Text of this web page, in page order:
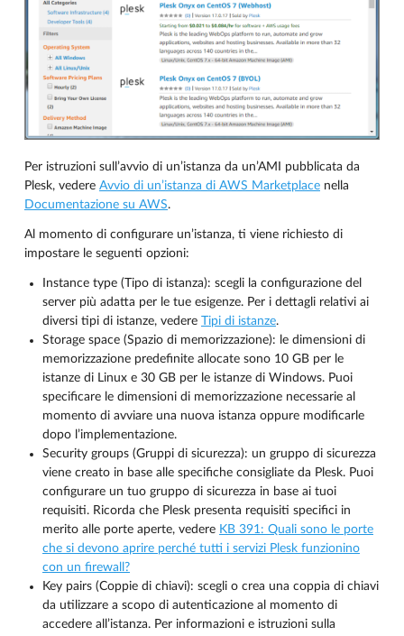
Per istruzioni sull’avvio di un’istanza da un’AMI pubblicata da
Plesk, vedere Avvio di un’istanza di AWS Marketplace nella
Documentazione su AWS.
Al momento di configurare un’istanza, ti viene richiesto di
impostare le seguenti opzioni:
Instance type (Tipo di istanza): scegli la configurazione del
server più adatta per le tue esigenze. Per i dettagli relativi ai
diversi tipi di istanze, vedere Tipi di istanze.
Storage space (Spazio di memorizzazione): le dimensioni di
memorizzazione predefinite allocate sono 10 GB per le
istanze di Linux e 30 GB per le istanze di Windows. Puoi
specificare le dimensioni di memorizzazione necessarie al
momento di avviare una nuova istanza oppure modificarle
dopo l’implementazione.
Security groups (Gruppi di sicurezza): un gruppo di sicurezza
viene creato in base alle specifiche consigliate da Plesk. Puoi
configurare un tuo gruppo di sicurezza in base ai tuoi
requisiti. Ricorda che Plesk presenta requisiti specifici in
merito alle porte aperte, vedere KB 391: Quali sono le porte
che si devono aprire perché tutti i servizi Plesk funzionino
con un firewall?
Key pairs (Coppie di chiavi): scegli o crea una coppia di chiavi
da utilizzare a scopo di autenticazione al momento di
accedere all’istanza. Per informazioni e istruzioni sulla